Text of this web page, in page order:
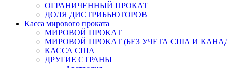
ОГРАНИЧЕННЫЙ ПРОКАТ
ДОЛЯ ДИСТРИБЬЮТОРОВ
Касса мирового проката
МИРОВОЙ ПРОКАТ
МИРОВОЙ ПРОКАТ (БЕЗ УЧЕТА США И
КАССА США
ДРУГИЕ СТРАНЫ